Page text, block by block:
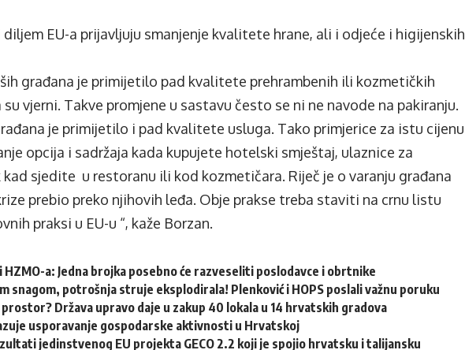
EU-a prijavljuju smanjenje kvalitete hrane, ali i odjeće i higijenskih
građana je primijetilo pad kvalitete prehrambenih ili kozmetičkih
vjerni. Takve promjene u sastavu često se ni ne navode na pakiranju.
je primijetilo i pad kvalitete usluga. Tako primjerice za istu cijenu
opcija i sadržaja kada kupujete hotelski smještaj, ulaznice za
sjedite u restoranu ili kod kozmetičara. Riječ je o varanju građana
prebio preko njihovih leđa. Obje prakse treba staviti na crnu listu
praksi u EU-u “, kaže Borzan.
HZMO-a: Jedna brojka posebno će razveseliti poslodavce i obrtnike
snagom, potrošnja struje eksplodirala! Plenković i HOPS poslali važnu poruku
Država upravo daje u zakup 40 lokala u 14 hrvatskih gradova
usporavanje gospodarske aktivnosti u Hrvatskoj
jedinstvenog EU projekta GECO 2.2 koji je spojio hrvatsku i talijansku